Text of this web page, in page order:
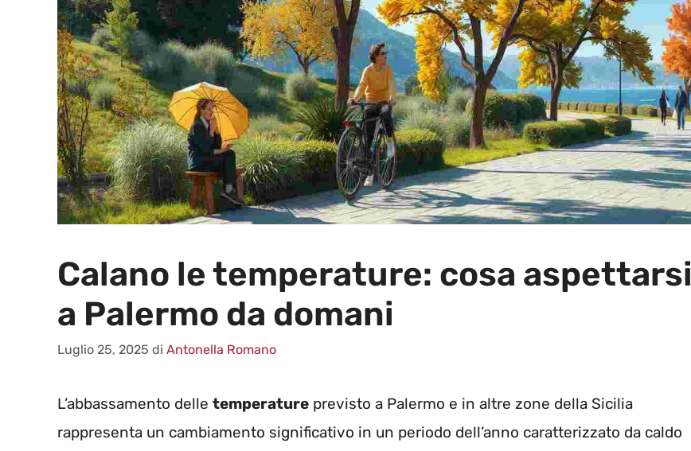
Calano le temperature: cosa aspettarsi
a Palermo da domani
Luglio 25, 2025 di Antonella Romano
L’abbassamento delle temperature previsto a Palermo e in altre zone della Sicilia
rappresenta un cambiamento significativo in un periodo dell’anno caratterizzato da caldo